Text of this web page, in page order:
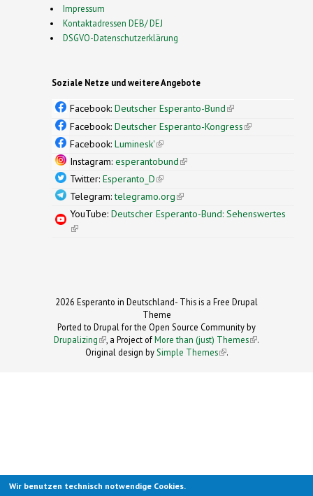
Impressum
Kontaktadressen DEB/ DEJ
DSGVO-Datenschutzerklärung
Soziale Netze und weitere Angebote
Facebook: Deutscher Esperanto-Bund(link is
external)
Facebook: Deutscher Esperanto-Kongress(link is
Facebook: Luminesk'(link is external)
Instagram: esperantobund(link is external)
Twitter: Esperanto_D(link is external)
Telegram:telegramo.org(link is external)
YouTube: Deutscher Esperanto-Bund: Sehenswertes
(link is external)
2026 Esperanto in Deutschland- This is a Free Drupal
Theme
Ported to Drupal for the Open Source Community by
Drupalizing(link is external)
, a Project ofMore than (just) Themes (link is
.
Original design by Simple Themes
(link is
.
Wir benutzen technisch notwendige Cookies.